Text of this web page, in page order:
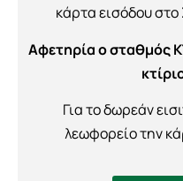
κάρτα εισόδου στο
Αφετηρία ο σταθμός
Για το δωρεάν
λεωφορείο την